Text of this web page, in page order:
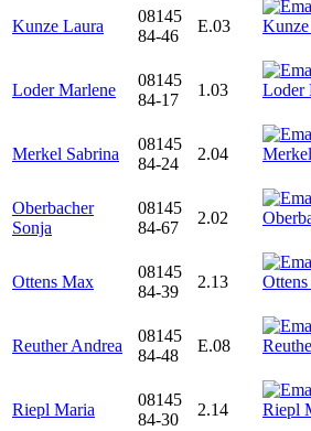
Kunze Laura
08145
84-46
E.03
Loder Marlene
08145
84-17
1.03
Merkel Sabrina
08145
84-24
2.04
Oberbacher
Sonja
08145
84-67
2.02
Ottens Max
08145
84-39
2.13
Reuther Andrea
08145
84-48
E.08
Riepl Maria
08145
84-30
2.14